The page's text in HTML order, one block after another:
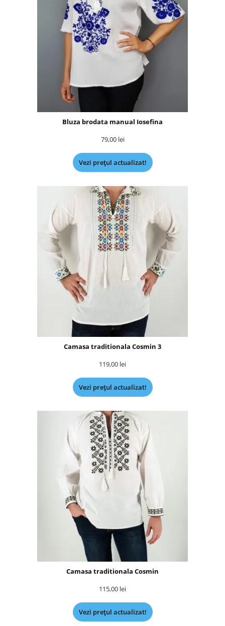
Bluza brodata manual Iosefina
79,00 lei
Vezi prețul actualizat!
Camasa traditionala Cosmin 3
119,00 lei
Vezi prețul actualizat!
Camasa traditionala Cosmin
115,00 lei
Vezi prețul actualizat!